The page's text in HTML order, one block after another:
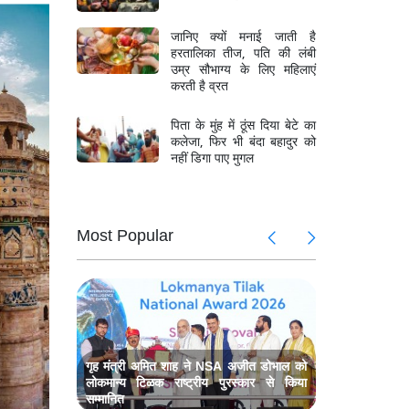
जानिए क्यों मनाई जाती है
हरतालिका तीज, पति की लंबी
उम्र सौभाग्य के लिए महिलाएं
करती है व्रत
पिता के मुंह में ठूंस दिया बेटे का
कलेजा, फिर भी बंदा बहादुर को
नहीं डिगा पाए मुगल
Most Popular
अनोखा
मौत,
में बड़ा
गृह मंत्री अमित शाह ने NSA अजीत डोभाल को
लोकमान्य टिळक राष्ट्रीय पुरस्कार से किया
सम्मानित